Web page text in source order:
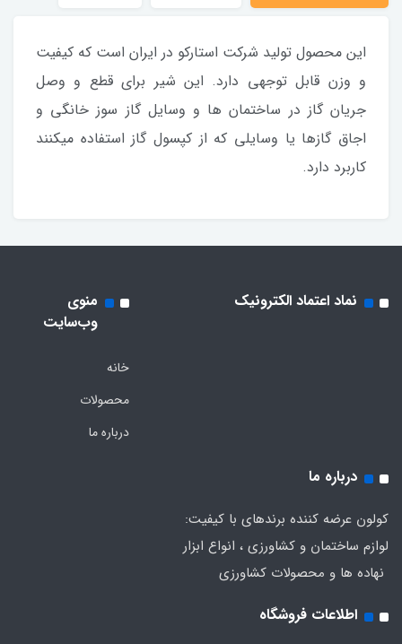
این محصول تولید شرکت استارکو در ایران است که کیفیت
و وزن قابل توجهی دارد. این شیر برای قطع و وصل
جریان گاز در ساختمان ها و وسایل گاز سوز خانگی و
اجاق گازها یا وسایلی که از کپسول گاز استفاده میکنند
کاربرد دارد.
نماد اعتماد الکترونیک
منوی
وب‌سایت
خانه
محصولات
درباره ما
درباره ما
کولون عرضه کننده برندهای با کیفیت:
لوازم ساختمان و کشاورزی ، انواع ابزار
نهاده ها و محصولات کشاورزی
اطلاعات فروشگاه